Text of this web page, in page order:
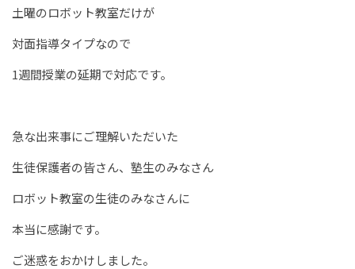
土曜のロボット教室だけが
対面指導タイプなので
1週間授業の延期で対応です。
急な出来事にご理解いただいた
生徒保護者の皆さん、塾生のみなさん
ロボット教室の生徒のみなさんに
本当に感謝です。
ご迷惑をおかけしました。